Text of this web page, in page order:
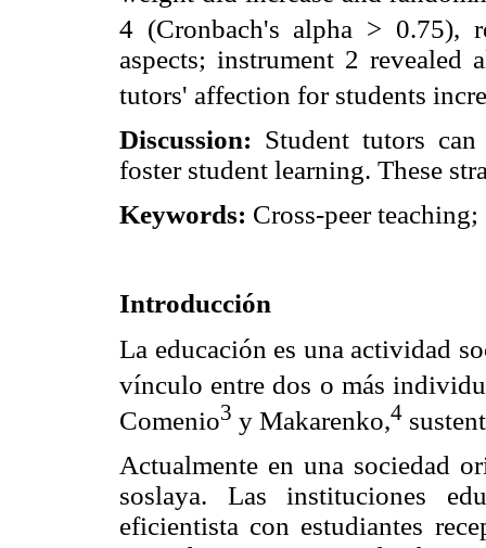
4 (Cronbach's alpha > 0.75),
aspects; instrument 2
tutors' affection for students
Discussion: Student tutors
foster student learning. These
Keywords: Cross-peer
Introducción
La educación es una actividad
vínculo entre dos o más
Comenio3 y Makarenko,4
Actualmente en una sociedad
soslaya. Las instituciones
eficientista con estudiantes